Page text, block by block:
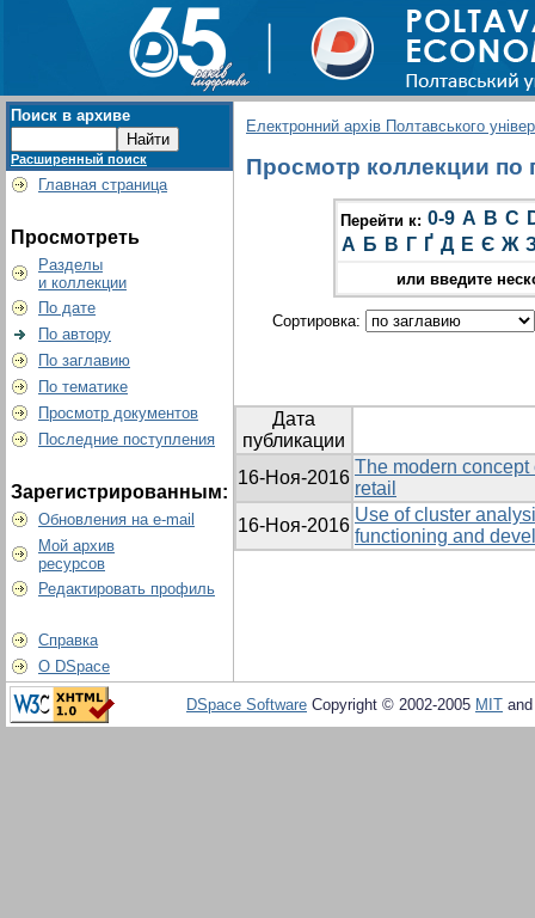
Поиск в архиве
Расширенный поиск
Главная страница
Просмотреть
Разделы
и коллекции
По дате
По автору
По заглавию
По тематике
Просмотр документов
Последние поступления
Зарегистрированным:
Обновления на e-mail
Мой архив
ресурсов
Редактировать профиль
Справка
О DSpace
Електронний архів Полтавського
Просмотр коллекции по
Перейти к: 0-9 A B C
А Б В Г Ґ Д Е Є Ж
или введите
Сортировка:
Дата
публикации
16-Ноя-2016
The modern
retail
16-Ноя-2016
Use of cluster
functioning and
DSpace Software Copyright © 2002-2005 MIT